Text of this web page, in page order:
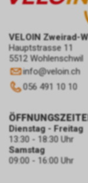
VELOIN Zweirad-
Hauptstrasse 11
5512 Wohlenschwil
info@veloin.ch
056 491 10 10
Dienstag - Freitag
13:30 - 18:30 Uhr
Samstag
09:00 - 16:00 Uhr